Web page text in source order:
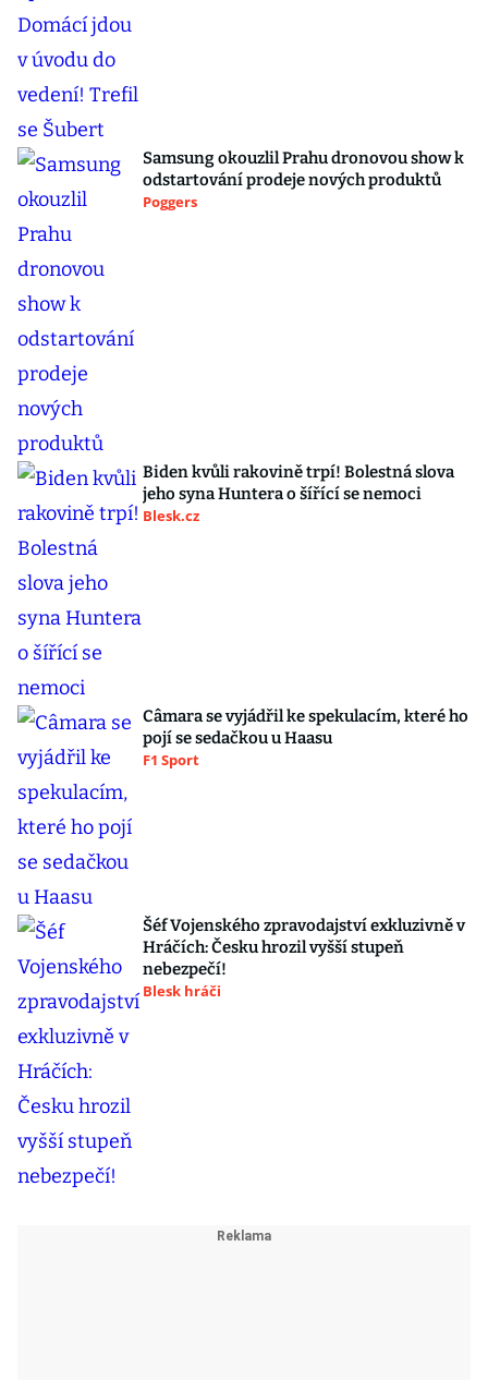
Samsung okouzlil Prahu dronovou show k
odstartování prodeje nových produktů
Poggers
Biden kvůli rakovině trpí! Bolestná slova
jeho syna Huntera o šířící se nemoci
Blesk.cz
Câmara se vyjádřil ke spekulacím, které ho
pojí se sedačkou u Haasu
F1 Sport
Šéf Vojenského zpravodajství exkluzivně v
Hráčích: Česku hrozil vyšší stupeň
nebezpečí!
Blesk hráči